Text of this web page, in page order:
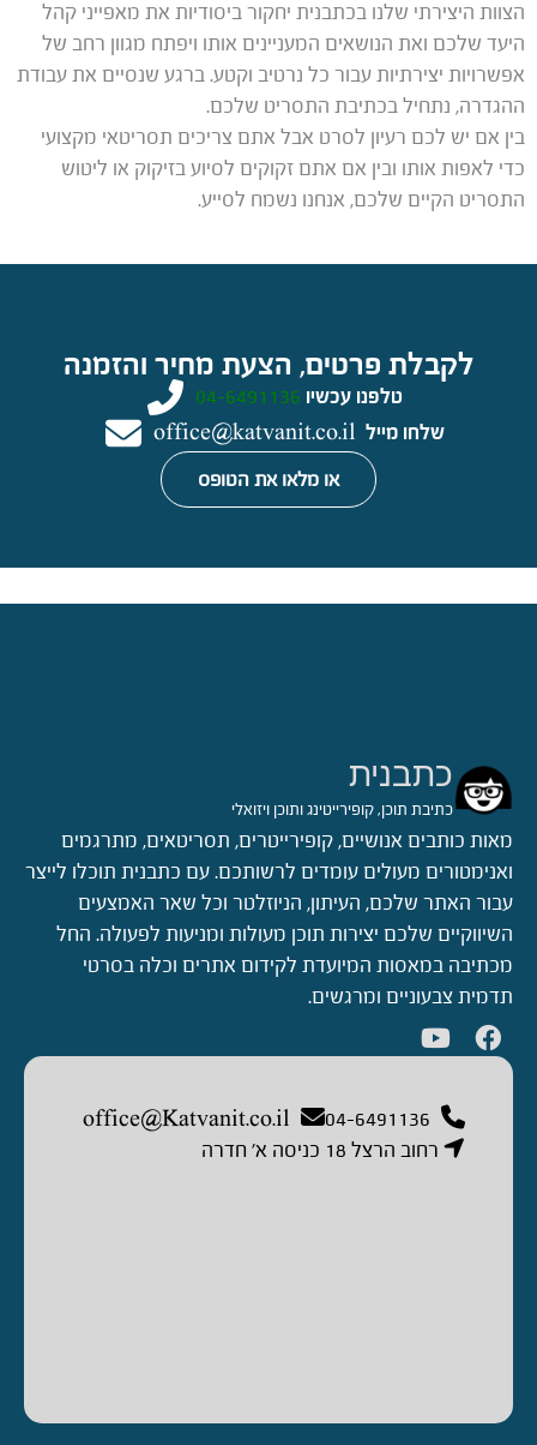
הצוות היצירתי שלנו בכתבנית יחקור ביסודיות את מאפייני קהל
היעד שלכם ואת הנושאים המעניינים אותו ויפתח מגוון רחב של
אפשרויות יצירתיות עבור כל נרטיב וקטע. ברגע שנסיים את עבודת
ההגדרה, נתחיל בכתיבת התסריט שלכם.
בין אם יש לכם רעיון לסרט אבל אתם צריכים תסריטאי מקצועי
כדי לאפות אותו ובין אם אתם זקוקים לסיוע בזיקוק או ליטוש
התסריט הקיים שלכם, אנחנו נשמח לסייע.
לקבלת פרטים, הצעת מחיר והזמנה
טלפנו עכשיו 04-6491136
שלחו מייל office@katvanit.co.il
או מלאו את הטופס
כתבנית
כתיבת תוכן, קופירייטינג ותוכן ויזואלי
מאות כותבים אנושיים, קופירייטרים, תסריטאים, מתרגמים
ואנימטורים מעולים עומדים לרשותכם. עם כתבנית תוכלו לייצר
עבור האתר שלכם, העיתון, הניוזלטר וכל שאר האמצעים
השיווקיים שלכם יצירות תוכן מעולות ומניעות לפעולה. החל
מכתיבה במאסות המיועדת לקידום אתרים וכלה בסרטי
תדמית צבעוניים ומרגשים.
04-6491136
office@Katvanit.co.il
רחוב הרצל 18 כניסה א’ חדרה